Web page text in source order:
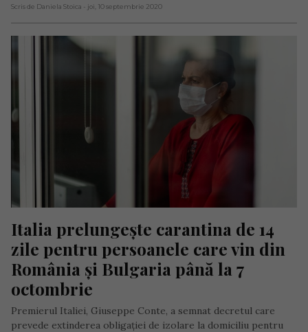
Scris de Daniela Stoica - joi, 10 septembrie 2020
Italia prelungește carantina de 14
zile pentru persoanele care vin din
România şi Bulgaria până la 7
octombrie
Premierul Italiei, Giuseppe Conte, a semnat decretul care
prevede extinderea obligației de izolare la domiciliu pentru